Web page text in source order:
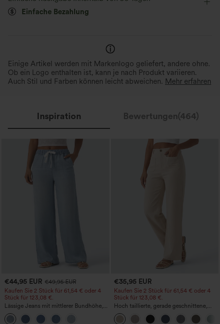
Skinny / Hauteng
Einfache Bezahlung
Einige Artikel werden mit Markenlogo geliefert, andere ohne.
Ob ein Logo enthalten ist, kann je nach Produkt variieren.
Auch Stil und Farben können leicht abweichen. Mehr erfahren
Inspiration Bewertungen(464)
€44,95 EUR €49,95 EUR
Kaufen Sie 2 Stück für 61,54 € oder 4
Stück für 123,08 €.
Lässige Jeans mit mittlerer Bundhöhe,
Kordelzug und Taschen
€35,95 EUR
Kaufen Sie 2 Stück für 61,54 € oder 4
Stück für 123,08 €.
Hoch taillierte, gerade geschnittene,
legere Leinen-Optik-Hose mit Taschen